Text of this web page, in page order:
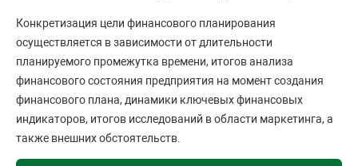
Конкретизация цели финансового планирования
осуществляется в зависимости от длительности
планируемого промежутка времени, итогов анализа
финансового состояния предприятия на момент создания
финансового плана, динамики ключевых финансовых
индикаторов, итогов исследований в области маркетинга, а
также внешних обстоятельств.